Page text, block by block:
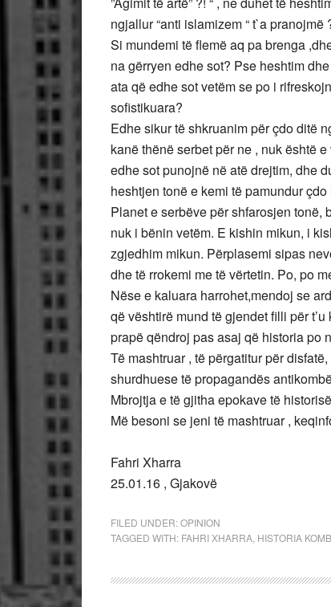
ngjallur “anti islamizem “ t`a pranojmë
Si mundemi të flemë aq pa brenga
na gërryen edhe sot? Pse heshtim
ata që edhe sot vetëm se po i
sofistikuara?
Edhe sikur të shkruanim për çdo ditë
kanë thënë serbet për ne , nuk është
edhe sot punojnë në atë drejtim, dhe
heshtjen tonë e kemi të pamundur
Planet e serbëve për shfarosjen tonë,
nuk i bënin vetëm. E kishin mikun, i
zgjedhim mikun. Përplasemi sipas
dhe të rrokemi me të vërtetin. Po, po
Nëse e kaluara harrohet,mendoj se
që vështirë mund të gjendet filli për
prapë qëndroj pas asaj që historia po
Të mashtruar , të përgatitur për
shurdhuese të propagandës
Mbrojtja e të gjitha epokave të
Më besoni se jeni të mashtruar ,
Fahri Xharra
25.01.16 , Gjakovë
FILED UNDER:OPINION
TAGGED WITH: FAHRI XHARRA HISTORIA